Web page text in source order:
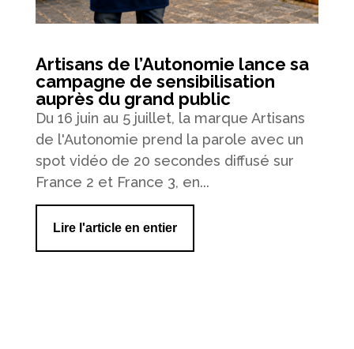
Artisans de l’Autonomie lance sa
campagne de sensibilisation
auprès du grand public
Du 16 juin au 5 juillet, la marque Artisans
de l'Autonomie prend la parole avec un
spot vidéo de 20 secondes diffusé sur
France 2 et France 3, en...
Lire l'article en entier